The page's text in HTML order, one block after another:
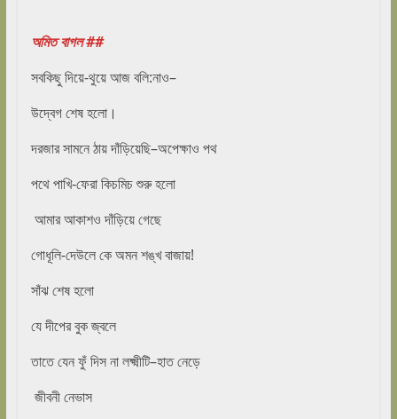
অমিত বাগল ##
সবকিছু দিয়ে-থুয়ে আজ বলি:নাও–
উদ্বেগ শেষ হলো।
দরজার সামনে ঠায় দাঁড়িয়েছি–অপেক্ষাও পথ
পথে পাখি-ফেরা কিচমিচ শুরু হলো
আমার আকাশও দাঁড়িয়ে গেছে
গোধূলি-দেউলে কে অমন শঙ্খ বাজায়!
সাঁঝ শেষ হলো
যে দীপের বুক জ্বলে
তাতে যেন ফুঁ দিস না লক্ষ্মীটি–হাত নেড়ে
জীবনী নেভাস